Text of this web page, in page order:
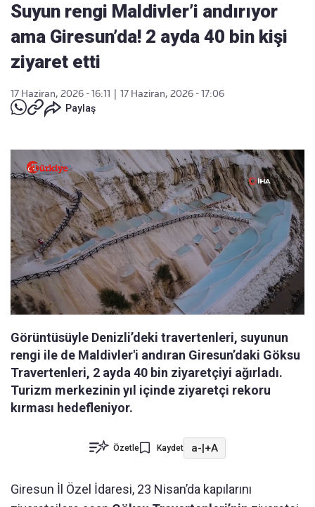
Suyun rengi Maldivler’i andırıyor
ama Giresun’da! 2 ayda 40 bin kişi
ziyaret etti
17 Haziran, 2026 - 16:11
17 Haziran, 2026 - 17:06
Paylaş
Görüntüsüyle Denizli’deki travertenleri, suyunun
rengi ile de Maldivler'i andıran Giresun’daki Göksu
Travertenleri, 2 ayda 40 bin ziyaretçiyi ağırladı.
Turizm merkezinin yıl içinde ziyaretçi rekoru
kırması hedefleniyor.
Özetle Kaydet a-|+A
Giresun İl Özel İdaresi, 23 Nisan’da kapılarını